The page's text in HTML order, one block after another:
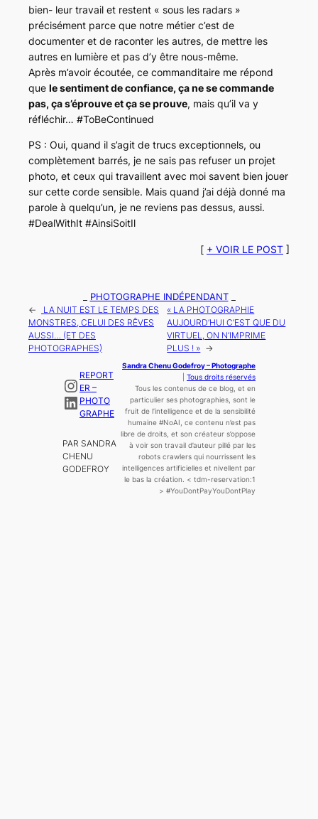
bien- leur travail et restent « sous les radars »
précisément parce que notre métier c’est de
documenter et de raconter les autres, de mettre les
autres en lumière et pas d’y être nous-même.
Après m’avoir écoutée, ce commanditaire me répond
que le sentiment de confiance, ça ne se commande
pas, ça s’éprouve et ça se prouve, mais qu’il va y
réfléchir… #ToBeContinued
PS : Oui, quand il s’agit de trucs exceptionnels, ou
complètement barrés, je ne sais pas refuser un projet
photo, et ceux qui travaillent avec moi savent bien jouer
sur cette corde sensible. Mais quand j’ai déjà donné ma
parole à quelqu’un, je ne reviens pas dessus, aussi.
#DealWithIt #AinsiSoitIl
[ + VOIR LE POST ]
PHOTOGRAPHE INDÉPENDANT_
←
LA NUIT EST LE TEMPS DES
MONSTRES, CELUI DES RÊVES
AUSSI… (ET DES
PHOTOGRAPHES)
« LA PHOTOGRAPHIE
AUJOURD’HUI C’EST QUE DU
VIRTUEL, ON N’IMPRIME
PLUS ! » →
Instagram
LinkedIn
REPORT
ER –
PHOTO
GRAPHE
PAR SANDRA
CHENU
GODEFROY
Sandra Chenu Godefroy – Photographe
Tous droits réservés
Tous les contenus de ce blog, et en
particulier ses photographies, sont le
fruit de l’intelligenceet de la sensibilité
humaine#NoAI, ce contenu n’est pas
libre de droits, et son créateur s’oppose
à voir son travail d’auteur pillé par les
robots crawlers qui nourrissent les
intelligences artificielles et nivellent par
le bas la création. < tdm-reservation:1
> #YouDontPayYouDontPlay